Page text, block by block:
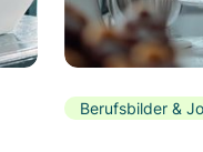
Berufsbilder &